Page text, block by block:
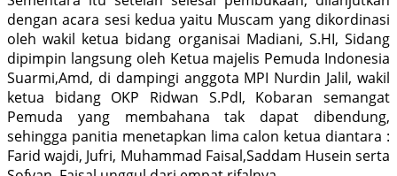
dengan acara sesi kedua yaitu Muscam yang dikordinasi
oleh wakil ketua bidang organisai Madiani, S.HI, Sidang
dipimpin langsung oleh Ketua majelis Pemuda Indonesia
Suarmi,Amd, di dampingi anggota MPI Nurdin Jalil, wakil
ketua bidang OKP Ridwan S.PdI, Kobaran semangat
Pemuda yang membahana tak dapat dibendung,
sehingga panitia menetapkan lima calon ketua diantara :
Farid wajdi, Jufri, Muhammad Faisal,Saddam Husein serta